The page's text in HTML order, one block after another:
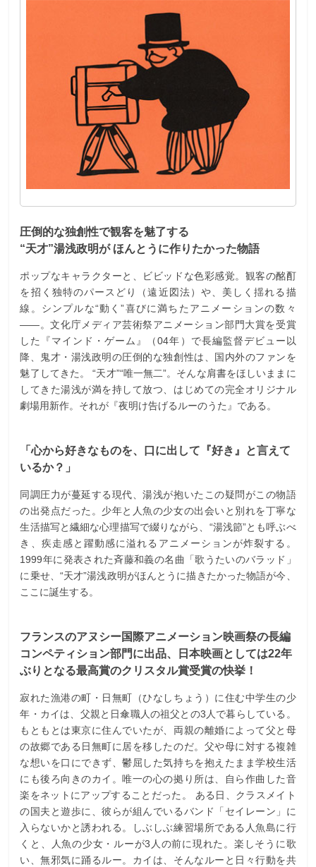
圧倒的な独創性で観客を魅了する
“天才”湯浅政明が ほんとうに作りたかった物語
ポップなキャラクターと、ビビッドな色彩感覚。観客の酩酊
を招く独特のパースどり（遠近図法）や、美しく揺れる描
線。シンプルな“動く”喜びに満ちたアニメーションの数々
――。文化庁メディア芸術祭アニメーション部門大賞を受賞
した『マインド・ゲーム』（04年）で長編監督デビュー以
降、鬼才・湯浅政明の圧倒的な独創性は、国内外のファンを
魅了してきた。 “天才”“唯一無二”。そんな肩書をほしいままに
してきた湯浅が満を持して放つ、はじめての完全オリジナル
劇場用新作。それが『夜明け告げるルーのうた』である。
「心から好きなものを、口に出して『好き』と言えて
いるか？」
同調圧力が蔓延する現代、湯浅が抱いたこの疑問がこの物語
の出発点だった。少年と人魚の少女の出会いと別れを丁寧な
生活描写と繊細な心理描写で綴りながら、“湯浅節”とも呼ぶべ
き、疾走感と躍動感に溢れるアニメーションが炸裂する。
1999年に発表された斉藤和義の名曲「歌うたいのバラッド」
に乗せ、“天才”湯浅政明がほんとうに描きたかった物語が今、
ここに誕生する。
フランスのアヌシー国際アニメーション映画祭の長編
コンペティション部門に出品、日本映画としては22年
ぶりとなる最高賞のクリスタル賞受賞の快挙！
寂れた漁港の町・日無町（ひなしちょう）に住む中学生の少
年・カイは、父親と日傘職人の祖父との3人で暮らしている。
もともとは東京に住んでいたが、両親の離婚によって父と母
の故郷である日無町に居を移したのだ。父や母に対する複雑
な想いを口にできず、鬱屈した気持ちを抱えたまま学校生活
にも後ろ向きのカイ。唯一の心の拠り所は、自ら作曲した音
楽をネットにアップすることだった。 ある日、クラスメイト
の国夫と遊歩に、彼らが組んでいるバンド「セイレーン」に
入らないかと誘われる。しぶしぶ練習場所である人魚島に行
くと、人魚の少女・ルーが3人の前に現れた。楽しそうに歌
い、無邪気に踊るルー。カイは、そんなルーと日々行動を共